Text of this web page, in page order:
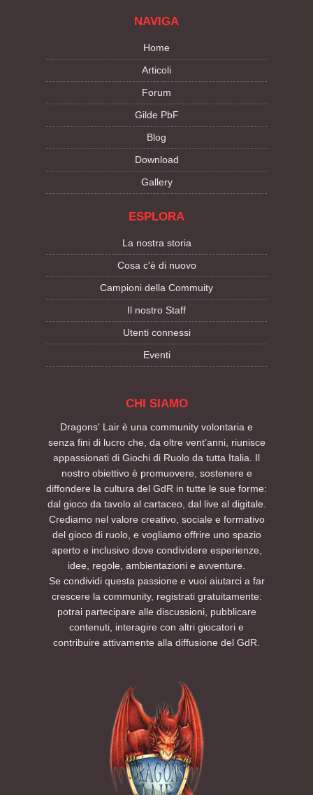
NAVIGA
Home
Articoli
Forum
Gilde PbF
Blog
Download
Gallery
ESPLORA
La nostra storia
Cosa c'è di nuovo
Campioni della Commuity
Il nostro Staff
Utenti connessi
Eventi
CHI SIAMO
Dragons' Lair è una community volontaria e
senza fini di lucro che, da oltre vent’anni, riunisce
appassionati di Giochi di Ruolo da tutta Italia. Il
nostro obiettivo è promuovere, sostenere e
diffondere la cultura del GdR in tutte le sue forme:
dal gioco da tavolo al cartaceo, dal live al digitale.
Crediamo nel valore creativo, sociale e formativo
del gioco di ruolo, e vogliamo offrire uno spazio
aperto e inclusivo dove condividere esperienze,
idee, regole, ambientazioni e avventure.
Se condividi questa passione e vuoi aiutarci a far
crescere la community, registrati gratuitamente:
potrai partecipare alle discussioni, pubblicare
contenuti, interagire con altri giocatori e
contribuire attivamente alla diffusione del GdR.